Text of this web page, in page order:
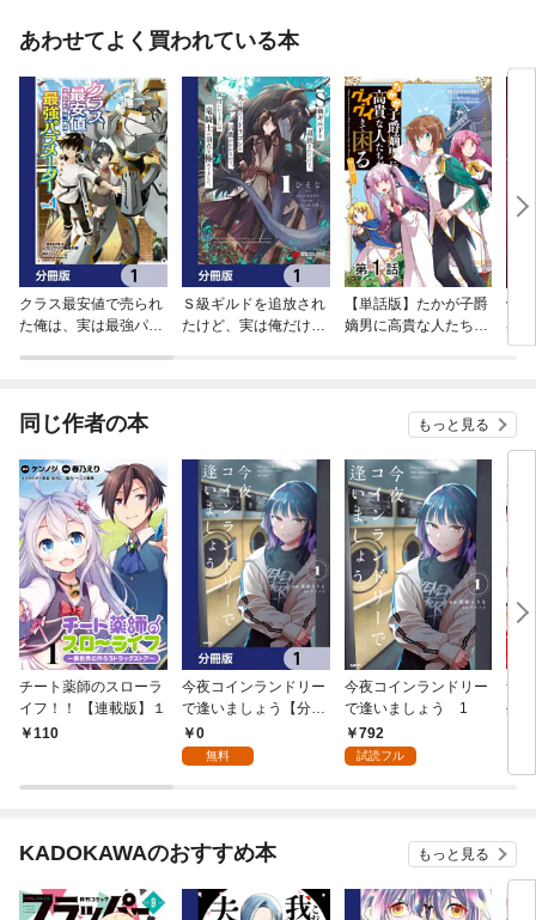
あわせてよく買われている本
クラス最安値で売られ
た俺は、実は最強パラ
Ｓ級ギルドを追放され
たけど、実は俺だけド
【単話版】たかが子爵
嫡男に高貴な人たちが
骸
界
同じ作者の本 もっと見る
チート薬師のスローラ
イフ！！ 【連載版】１
110
今夜コインランドリー
で逢いましょう【分冊
版】 1
0
無料
今夜コインランドリー
で逢いましょう 1
792
試読フル
無
生
KADOKAWAのおすすめ本 もっと見る